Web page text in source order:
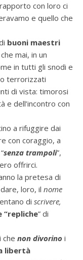
con loro ci
e quello che
buoni maestri
mai, in un
in tutti gli snodi e
terrorizzati
di vista: timorosi
e dell’incontro con
a rifuggire dai
con coraggio, a
senza trampoli”,
offrirci.
la pretesa di
loro, il nome
di scrivere,
“repliche” di
che non divorino i
libertà